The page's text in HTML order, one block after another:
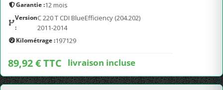
Garantie :12 mois
Version
:
C 220 T CDI BlueEfficiency (204.202)
2011-2014
Kilométrage :197129
89,92 € TTC livraison incluse